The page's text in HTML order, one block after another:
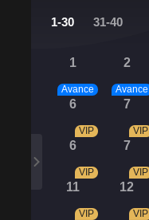
1-30 31-40
1 2
6
Avance
7
Avance
6
VIP
7
VIP
11
VIP
12
VIP
VIP VIP